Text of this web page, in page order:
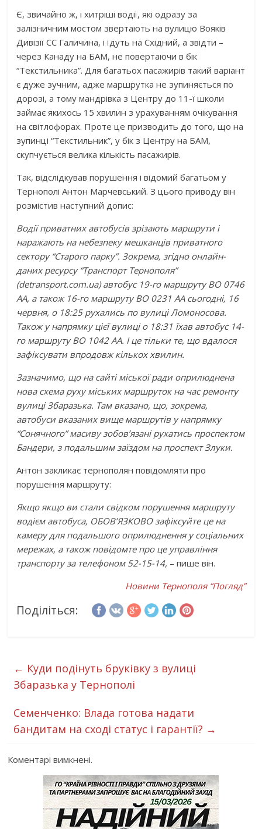
Є, звичайно ж, і хитріші водії, які одразу за
залізничним мостом звертають на вулицю Вояків
Дивізії СС Галичина, і їдуть на Східний, а звідти –
через Канаду на БАМ, не повертаючи в бік
“Текстильника”. Для багатьох пасажирів такий варіант
є дуже зучним, адже маршрутка не зупиняється по
дорозі, а тому мандрівка з Центру до 11-ї школи
займає якихось 15 хвилин з урахуванням очікування
на світлофорах. Проте це призводить до того, що на
зупинці “Текстильник”, у бік з Центру на БАМ,
скупчується велика кількість пасажирів.
Так, відслідкував порушення і відомий багатьом у
Тернополі Антон Марчевський. З цього приводу він
розмістив наступний допис:
Водії приватних автобусів зрізають маршрути і
наражають на небезпеку мешканців приватного
сектору “Старого парку”. Зокрема, згідно онлайн-
даних ресурсу “Транспорт Тернополя”
(detransport.com.ua) автобус 19-го маршруту ВО 0746
АА, а також 16-го маршруту ВО 0231 АА сьогодні, 16
червня, о 18:25 рухались по вулиці Ломоносова.
Також у напрямку цієї вулиці о 18:31 їхав автобус 14-
го маршруту ВО 1042 АА. І це тільки те, що вдалося
зафіксувати впродовж кількох хвилин.
Зазначимо, що на сайті міської ради оприлюднена
нова схема руху міських маршруток на час ремонту
вулиці Збаразька. Там вказано, що, зокрема,
автобуси вказаних вище маршрутів у напрямку
“Сонячного” масиву зобов’язані рухатись проспектом
Бандери, з подальшим заїздом на проспект Злуки.
Антон закликає тернополян повідомляти про
порушення маршруту:
Якщо якщо ви стали свідком порушення маршруту
водієм автобуса, ОБОВ’ЯЗКОВО зафіксуйте це на
камеру для подальшого оприлюднення у соціальних
мережах, а також повідомте про це управління
транспорту за телефоном 52-15-14, – пише він.
Новини Тернополя “Погляд”
Поділіться:
← Куди подінуть бруківку з вулиці
Збаразька у Тернополі
Семенченко: Влада готова надати
бандитам на сході статус і гарантії? →
Коментарі вимкнені.